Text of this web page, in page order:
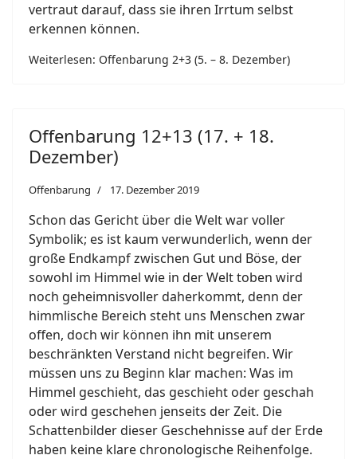
vertraut darauf, dass sie ihren Irrtum selbst
erkennen können.
Weiterlesen: Offenbarung 2+3 (5. – 8. Dezember)
Offenbarung 12+13 (17. + 18.
Dezember)
Offenbarung 17. Dezember 2019
Schon das Gericht über die Welt war voller
Symbolik; es ist kaum verwunderlich, wenn der
große Endkampf zwischen Gut und Böse, der
sowohl im Himmel wie in der Welt toben wird
noch geheimnisvoller daherkommt, denn der
himmlische Bereich steht uns Menschen zwar
offen, doch wir können ihn mit unserem
beschränkten Verstand nicht begreifen. Wir
müssen uns zu Beginn klar machen: Was im
Himmel geschieht, das geschieht oder geschah
oder wird geschehen jenseits der Zeit. Die
Schattenbilder dieser Geschehnisse auf der Erde
haben keine klare chronologische Reihenfolge.